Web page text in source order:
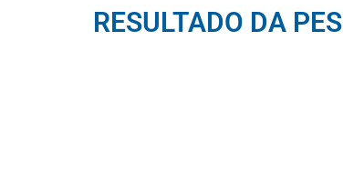
RESULTADO DA